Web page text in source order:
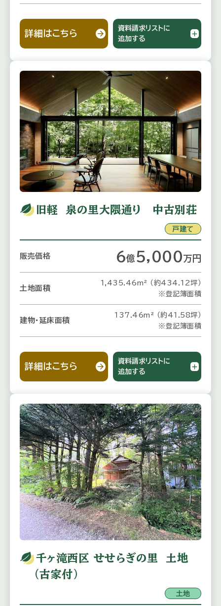
詳細はこちら
資料請求リストに
追加する
旧軽 泉の里大隈通り 中古別荘
戸建て
販売価格 6億 5,000万 円
土地面積
1,435.46m² （約434.12坪）
※登記簿面積
建物・延床面積
137.46m² （約41.58坪）
※登記簿面積
詳細はこちら
資料請求リストに
追加する
千ヶ滝西区 せせらぎの里 土地
（古家付）
土地